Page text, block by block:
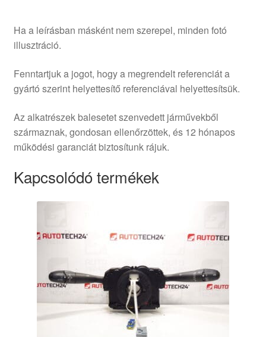
Ha a leírásban másként nem szerepel, minden fotó
illusztráció.
Fenntartjuk a jogot, hogy a megrendelt referenciát a
gyártó szerint helyettesítő referenciával helyettesítsük.
Az alkatrészek balesetet szenvedett járművekből
származnak, gondosan ellenőrzöttek, és 12 hónapos
működési garanciát biztosítunk rájuk.
Kapcsolódó termékek